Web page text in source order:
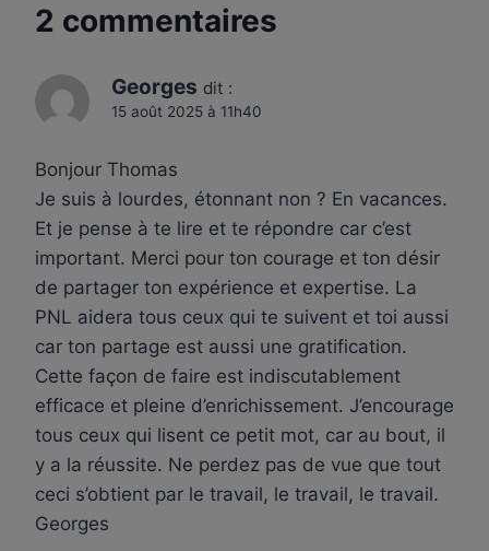
2 commentaires
Georges dit :
15 août 2025 à 11h40
Bonjour Thomas
Je suis à lourdes, étonnant non ? En vacances.
Et je pense à te lire et te répondre car c’est
important. Merci pour ton courage et ton désir
de partager ton expérience et expertise. La
PNL aidera tous ceux qui te suivent et toi aussi
car ton partage est aussi une gratification.
Cette façon de faire est indiscutablement
efficace et pleine d’enrichissement. J’encourage
tous ceux qui lisent ce petit mot, car au bout, il
y a la réussite. Ne perdez pas de vue que tout
ceci s’obtient par le travail, le travail, le travail.
Georges